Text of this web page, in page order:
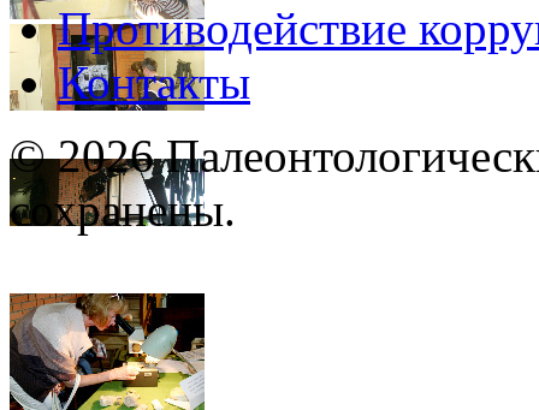
Противодействие
Контакты
© 2026
сохранены.